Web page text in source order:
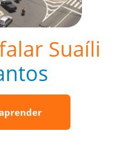
Suaíli